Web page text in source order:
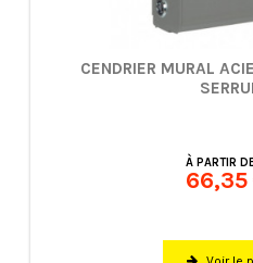
CENDRIER MURAL
À PARTIR
66,35